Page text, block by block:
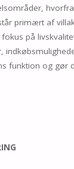
primært af
på
funktion og gør